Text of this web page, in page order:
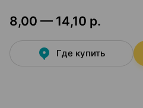
8,00 — 14,10 р.
Где купить